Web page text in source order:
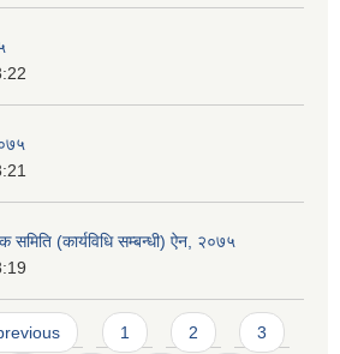
समिति (कार्यविधि सम्बन्धी) ऐन, २०७५
1 2 3